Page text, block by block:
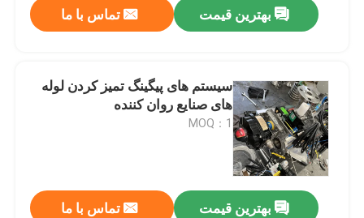
بهترین قیمت تماس با ما
سیستم های پیگینگ تمیز کردن لوله
های صنایع روان کننده
MOQ：1
بهترین قیمت تماس با ما